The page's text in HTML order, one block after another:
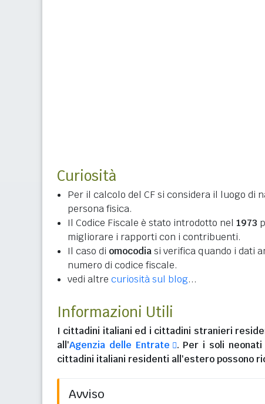
Curiosità
Per il calcolo del CF si considera il luogo di
persona fisica.
Il Codice Fiscale è stato introdotto nel 1973
migliorare i rapporti con i contribuenti.
Il caso di omocodiasi verifica quando i dati
numero di codice fiscale.
vedi altre curiosità sul blog...
Informazioni Utili
I cittadini italiani ed i cittadini stranieri
all'Agenzia delle Entrate
. Per i soli
cittadini italiani residenti all'esteropossono
Avviso